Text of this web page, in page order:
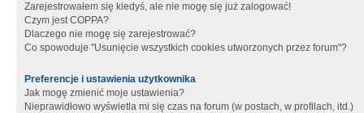
Zarejestrowałem się kiedyś, ale nie mogę się już zalogować!
Czym jest COPPA?
Dlaczego nie mogę się zarejestrować?
Co spowoduje "Usunięcie wszystkich cookies utworzonych przez forum"?
Preferencje i ustawienia użytkownika
Jak mogę zmienić moje ustawienia?
Nieprawidłowo wyświetla mi się czas na forum (w postach, w profilach, itd.)